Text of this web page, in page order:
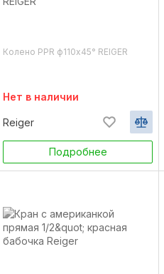
Колено PPR ф110х45° REIGER
Нет в наличии
Reiger
Подробнее